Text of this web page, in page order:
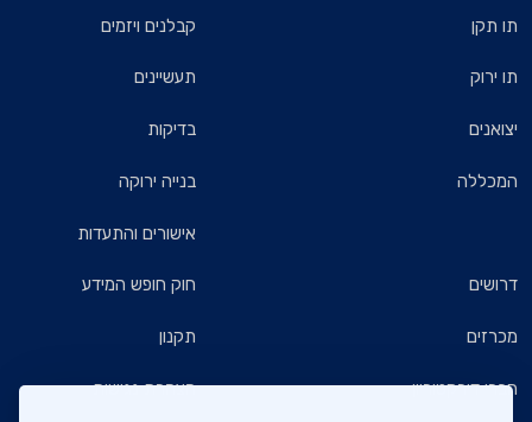
תו תקן
תו ירוק
יצואנים
המכללה
קבלנים ויזמים
תעשיינים
בדיקות
בנייה ירוקה
אישורים והתעדות
דרושים
מכרזים
חברי דירקטוריון
חוק חופש המידע
תקנון
הצהרת נגישות